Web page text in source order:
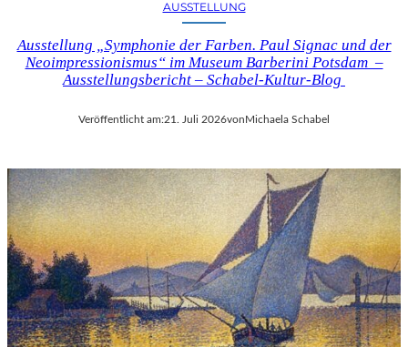
AUSSTELLUNG
Ausstellung „Symphonie der Farben. Paul Signac und der
Neoimpressionismus“ im Museum Barberini Potsdam –
Ausstellungsbericht – Schabel-Kultur-Blog
Veröffentlicht am:21. Juli 2026von Michaela Schabel